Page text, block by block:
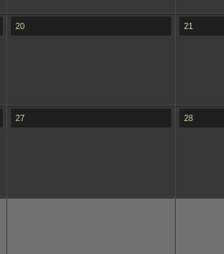
20 21
27 28